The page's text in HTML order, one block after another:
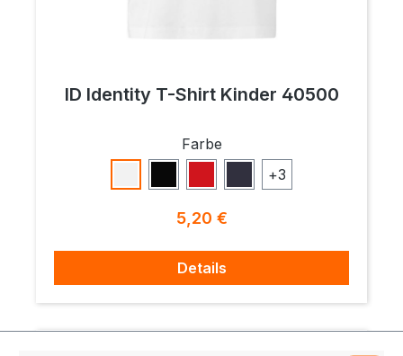
ID Identity T-Shirt Kinder 40500
Farbeauswählen
Weiß Schwarz
Rot Navy
+3
Regulärer Preis:
5,20 €
Details